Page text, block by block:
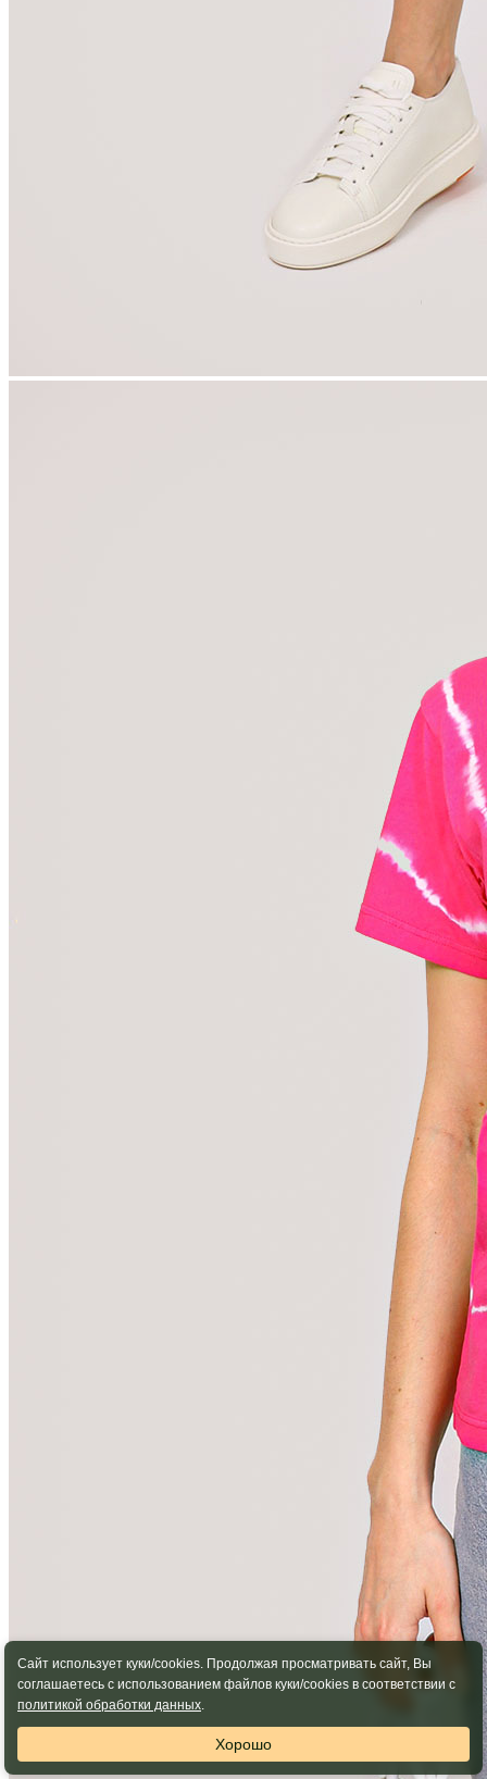
Сайт использует куки/cookies. Продолжая просматривать сайт, Вы
соглашаетесь с использованием файлов куки/cookies в соответствии с
политикой обработки данных.
Хорошо